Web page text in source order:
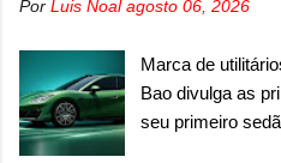
de pré-carga e
Há mais quatro
gerenciamento...
O modelo agora
que vão atualizá-
mais moderna
motivos para que
Por Luis Noal agosto 06, 2026
Marca de
Bao divulga as
seu primeiro